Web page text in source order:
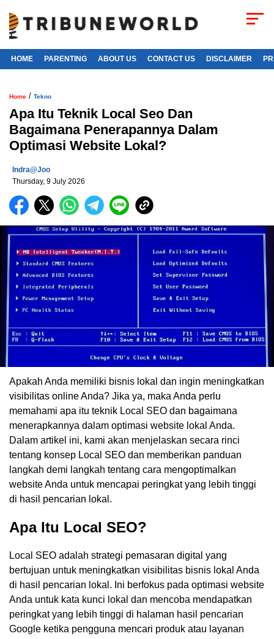
HOME PARENTING ABOUT US CONTACT US DISCLAIMER
Home / Tekno
Apa Itu Teknik Local Seo Dan
Bagaimana Penerapannya Dalam
Optimasi Website Lokal?
Indra@joo
Thursday, 9 July 2026
Apakah Anda memiliki bisnis lokal dan ingin meningkatkan
visibilitas online Anda? Jika ya, maka Anda perlu
memahami apa itu teknik Local SEO dan bagaimana
menerapkannya dalam optimasi website lokal Anda.
Dalam artikel ini, kami akan menjelaskan secara rinci
tentang konsep Local SEO dan memberikan panduan
langkah demi langkah tentang cara mengoptimalkan
website Anda untuk mencapai peringkat yang lebih tinggi
di hasil pencarian lokal.
Apa Itu Local SEO?
Local SEO adalah strategi pemasaran digital yang
bertujuan untuk meningkatkan visibilitas bisnis lokal Anda
di hasil pencarian lokal. Ini berfokus pada optimasi website
Anda untuk kata kunci lokal dan mencoba mendapatkan
peringkat yang lebih tinggi di halaman hasil pencarian
Google ketika pengguna mencari produk atau layanan